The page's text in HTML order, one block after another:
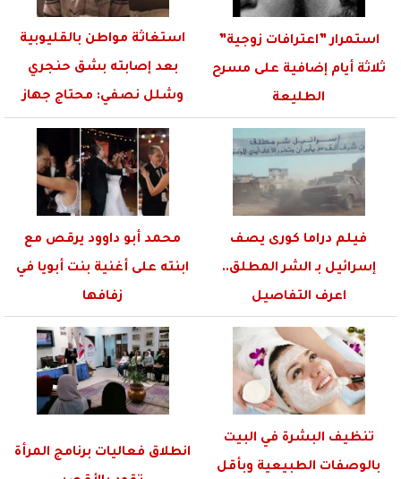
استمرار ”اعترافات زوجية”
ثلاثة أيام إضافية على مسرح
الطليعة
استغاثة مواطن بالقليوبية
بعد إصابته بشق حنجري
وشلل نصفي: محتاج جهاز
بـ35...
فيلم دراما كورى يصف
إسرائيل بـ الشر المطلق..
اعرف التفاصيل
محمد أبو داوود يرقص مع
ابنته على أغنية بنت أبويا في
زفافها
تنظيف البشرة في البيت
بالوصفات الطبيعية وبأقل
انطلاق فعاليات برنامج المرأة